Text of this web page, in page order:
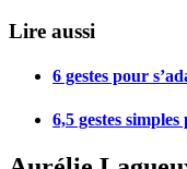
Lire aussi
6 gestes pour
6,5 gestes